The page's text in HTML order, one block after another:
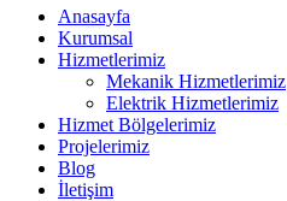
Anasayfa
Kurumsal
Hizmetlerimiz
Mekanik Hizmetlerimiz
Elektrik Hizmetlerimiz
Hizmet Bölgelerimiz
Projelerimiz
Blog
İletişim